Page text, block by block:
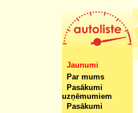
Jaunumi
Par mums
Pasākumi
uzņēmumiem
Pasākumi